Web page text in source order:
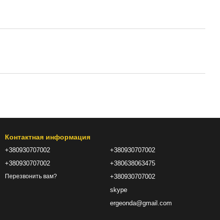
Контактная информация
+380930707002
+380930707002
Перезвонить вам?
+380930707002
+380638063475
+380930707002
skype
ergeonda@gmail.com